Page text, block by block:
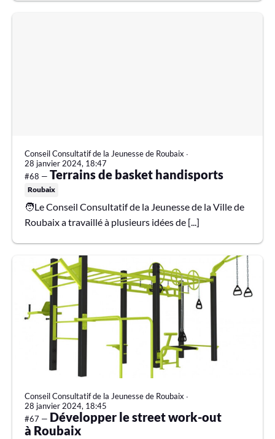
Conseil Consultatif de la Jeunesse de Roubaix ∙
28 janvier 2024, 18:47
#68 — Terrains de basket handisports
Roubaix
🧑Le Conseil Consultatif de la Jeunesse de la Ville de
Roubaix a travaillé à plusieurs idées de [...]
Conseil Consultatif de la Jeunesse de Roubaix ∙
28 janvier 2024, 18:45
#67 — Développer le street work-out
à Roubaix